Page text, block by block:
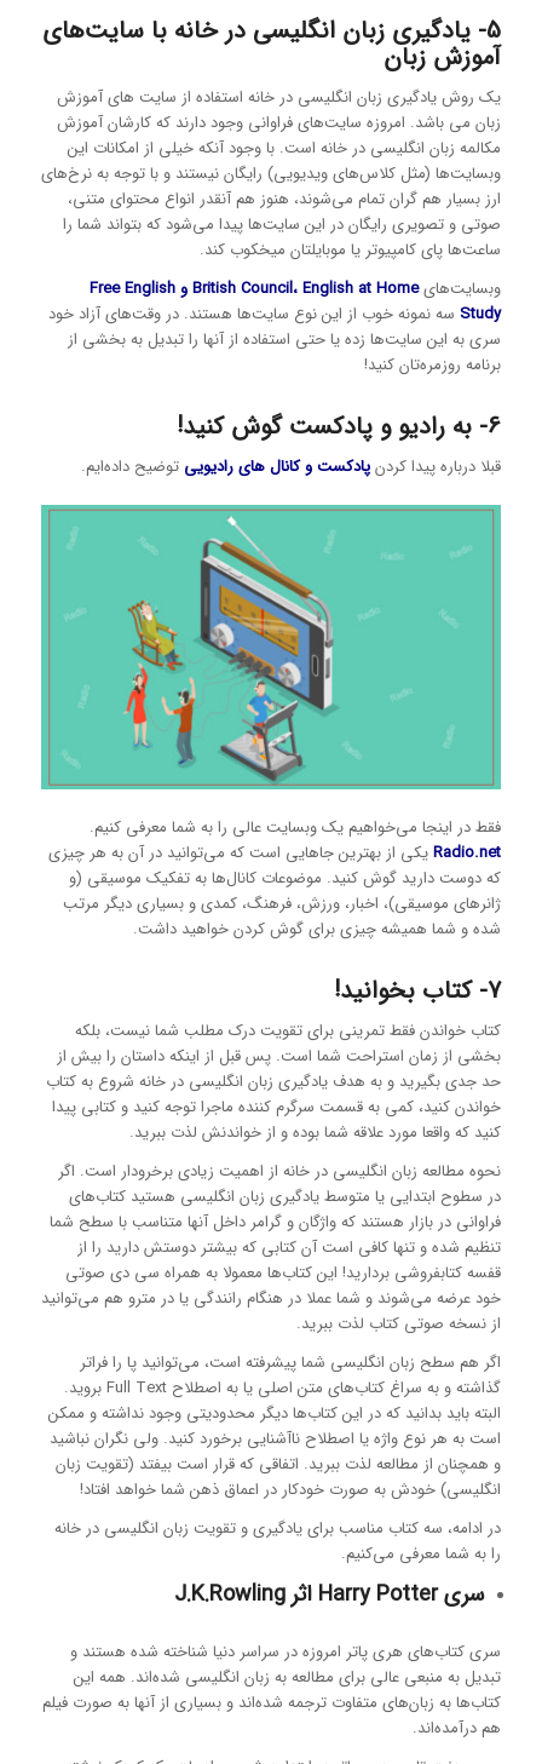
5- یادگیری زبان انگلیسی در خانه با سایت‌های
آموزش زبان
یک روش یادگیری زبان انگلیسی در خانه استفاده از سایت های آموزش
زبان می باشد. امروزه سایت‌های فراوانی وجود دارند که کارشان آموزش
مکالمه زبان انگلیسی در خانه است. با وجود آنکه خیلی از امکانات این
وبسایت‌ها (مثل کلاس‌های ویدیویی) رایگان نیستند و با توجه به نرخ‌های
ارز بسیار هم گران تمام می‌شوند، هنوز هم آنقدر انواع محتوای متنی،
صوتی و تصویری رایگان در این سایت‌ها پیدا می‌شود که بتواند شما را
ساعت‌ها پای کامپیوتر یا موبایلتان میخکوب کند.
وبسایت‌های
British Council،English at Home و Free English
Study سه نمونه خوب از این نوع سایت‌ها هستند. در وقت‌های آزاد خود
سری به این سایت‌ها زده یا حتی استفاده از آنها را تبدیل به بخشی از
برنامه روزمره‌تان کنید!
6- به رادیو و پادکست گوش کنید!
قبلا درباره پیدا کردن پادکست‌ و کانال‌ های رادیویی توضیح داده‌ایم.
فقط در اینجا می‌خواهیم یک وبسایت عالی را به شما معرفی کنیم.
Radio.net یکی از بهترین جاهایی است که می‌توانید در آن به هر چیزی
که دوست دارید گوش کنید. موضوعات کانال‌ها به تفکیک موسیقی (و
ژانرهای موسیقی)، اخبار، ورزش، فرهنگ، کمدی و بسیاری دیگر مرتب
شده و شما همیشه چیزی برای گوش کردن خواهید داشت.
7- کتاب بخوانید!
کتاب خواندن فقط تمرینی برای تقویت درک مطلب شما نیست، بلکه
بخشی از زمان استراحت شما است. پس قبل از اینکه داستان را بیش از
حد جدی بگیرید و به هدف یادگیری زبان انگلیسی در خانه شروع به کتاب
خواندن کنید، کمی به قسمت سرگرم کننده ماجرا توجه کنید و کتابی پیدا
کنید که واقعا مورد علاقه شما بوده و از خواندنش لذت ببرید.
نحوه مطالعه زبان انگلیسی در خانه از اهمیت زیادی برخرودار است. اگر
در سطوح ابتدایی یا متوسط یادگیری زبان انگلیسی هستید کتاب‌های
فراوانی در بازار هستند که واژگان و گرامر داخل آنها متناسب با سطح شما
تنظیم شده و تنها کافی است آن کتابی که بیشتر دوستش دارید را از
قفسه کتابفروشی بردارید! این کتاب‌ها معمولا به همراه سی دی صوتی
خود عرضه می‌شوند و شما عملا در هنگام رانندگی یا در مترو هم می‌توانید
از نسخه صوتی کتاب لذت ببرید.
اگر هم سطح زبان انگلیسی شما پیشرفته است، می‌توانید پا را فراتر
گذاشته و به سراغ کتاب‌های متن اصلی یا به اصطلاح Full Text بروید.
البته باید بدانید که در این کتاب‌ها دیگر محدودیتی وجود نداشته و ممکن
است به هر نوع واژه یا اصطلاح ناآشنایی برخورد کنید. ولی نگران نباشید
و همچنان از مطالعه لذت ببرید. اتفاقی که قرار است بیفتد (تقویت زبان
انگلیسی) خودش به صورت خودکار در اعماق ذهن شما خواهد افتاد!
در ادامه، سه کتاب مناسب برای یادگیری و تقویت زبان انگلیسی در خانه
را به شما معرفی می‌کنیم.
سری Harry Potter اثر J.K.Rowling
سری کتاب‌های هری پاتر امروزه در سراسر دنیا شناخته شده‌ هستند و
تبدیل به منبعی عالی برای مطالعه به زبان انگلیسی شده‌اند. همه این
کتاب‌ها به زبان‌های متفاوت ترجمه شده‌اند و بسیاری از آنها به صورت فیلم
هم درآمده‌اند.